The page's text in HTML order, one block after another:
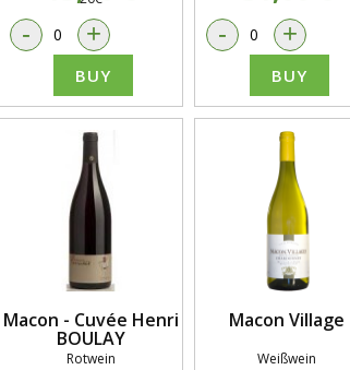
- +
BUY
- +
BUY
Macon - Cuvée Henri
BOULAY
Rotwein
Macon Village
Weißwein